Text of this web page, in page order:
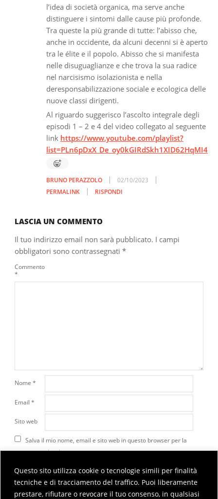
Questo sito utilizza cookie o tecnologie simili per finalità
tecniche e di tracciamento del traffico. Puoi liberamente
prestare, rifiutare o revocare il tuo consenso, in qualsiasi
l’idea di società organica, ma serve anche
distinguere i sintomi dalle cause più profonde.
Tra queste la più grande di tutte: l’abisso che,
anche in occidente, da alcuni decenni si è aperto
tra le élite e il popolo. Abisso che si manifesta
nelle disuguaglianze e che trova la sua radice
nel narcisismo isolazionista e nella
deresponsabilizzazione sociale e ecologica delle
nuove classi dirigenti.
Al riguardo suggerisco l’ascolto integrale degli
episodi 1 – 2 e 4 del video collegato al seguente
link https://www.youtube.com/playlist?
list=PLn6pDxX_De_oy0kGIRdSkh1XID62HqMI4
BRUNO PERAZZOLO
02/10/2023
PERMALINK
RISPONDI
LASCIA UN COMMENTO
Il tuo indirizzo email non sarà pubblicato. I campi
obbligatori sono contrassegnati *
Commento
*
Nome *
Email *
Sito web
Salva il mio nome, email e sito web in questo browser per la
prossima volta che commento.
Questo sito utilizza Akismet per ridurre lo spam.Scopri